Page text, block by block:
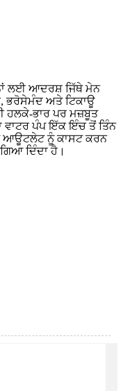
ਲਈ ਆਦਰਸ਼ ਜਿੱਥੇ ਮੇਨ
ਭਰੋਸੇਮੰਦ ਅਤੇ ਟਿਕਾਊ
ਹਲਕੇ-ਭਾਰ ਪਰ ਮਜ਼ਬੂਤ
ਵਾਟਰ ਪੰਪ ਇੱਕ ਇੰਚ ਤੋਂ ਤਿੰਨ
ਨੂੰ ਕਾਸਟ ਕਰਨ
ਦਿੰਦਾ ਹੈ।